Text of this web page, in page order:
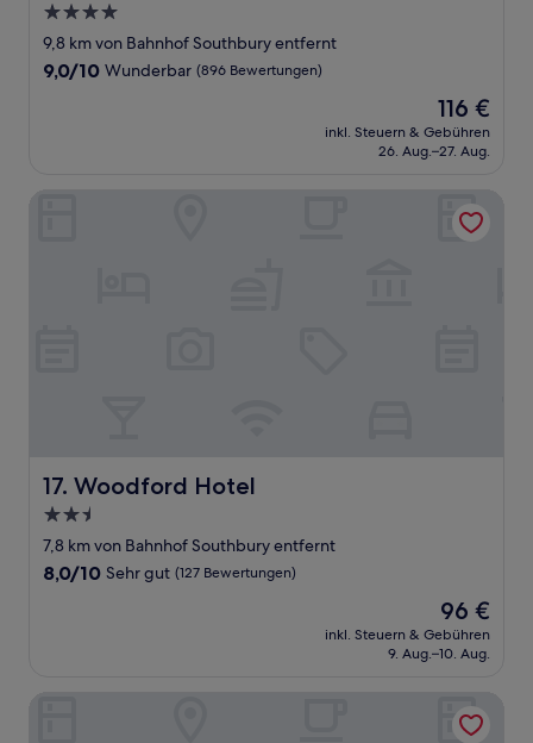
4.0-
Sterne-
Unterkunft
9,8 km von Bahnhof Southbury entfernt
9.0
9,0/10 Wunderbar (896 Bewertungen)
Der
Preis
beträgt
116 €
inkl. Steuern & Gebühren
26. Aug.–27. Aug.
17. Woodford Hotel
Woodford Hotel
2.5-
Sterne-
Unterkunft
7,8 km von Bahnhof Southbury entfernt
8.0
Bewertungen)
8,0/10 Sehr gut (127 Bewertungen)
Der
Preis
beträgt
96 €
inkl. Steuern & Gebühren
9. Aug.–10. Aug.